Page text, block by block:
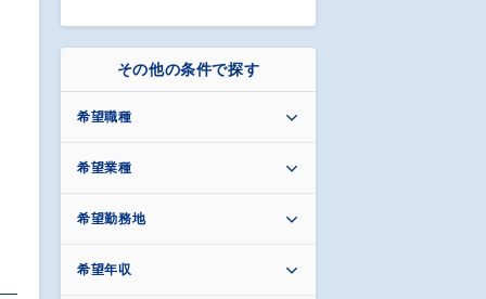
その他の条件で探す
希望職種
希望業種
希望勤務地
希望年収